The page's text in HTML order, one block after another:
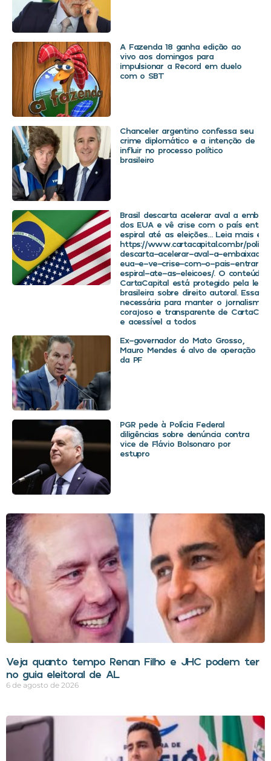
A Fazenda 18 ganha edição ao
vivo aos domingos para
impulsionar a Record em duelo
com o SBT
Chanceler argentino confessa seu
crime diplomático e a intenção de
influir no processo político
brasileiro
Brasil descarta acelerar aval a
dos EUA e vê crise com o país
espiral até as eleições… Leia mais em
https://www.cartacapital.com.br/
descarta-acelerar-aval-a-
eua-e-ve-crise-com-o-pais-entrar-
espiral-ate-as-eleicoes/. O conteúdo
CartaCapital está protegido pela
brasileira sobre direito autoral. Essa
necessária para manter o jornalismo
corajoso e transparente de
e acessível a todos
Ex-governador do Mato Grosso,
Mauro Mendes é alvo de operação
da PF
PGR pede à Polícia Federal
diligências sobre denúncia contra
vice de Flávio Bolsonaro por
estupro
Veja quanto tempo Renan Filho e JHC podem ter
no guia eleitoral de AL
6 de agosto de 2026